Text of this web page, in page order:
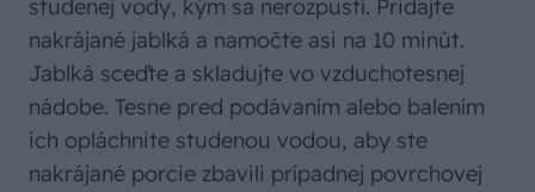
studenej vody, kým sa nerozpustí. Pridajte
nakrájané jablká a namočte asi na 10 minút.
Jablká sceďte a skladujte vo vzduchotesnej
nádobe. Tesne pred podávaním alebo balením
ich opláchnite studenou vodou, aby ste
nakrájané porcie zbavili prípadnej povrchovej